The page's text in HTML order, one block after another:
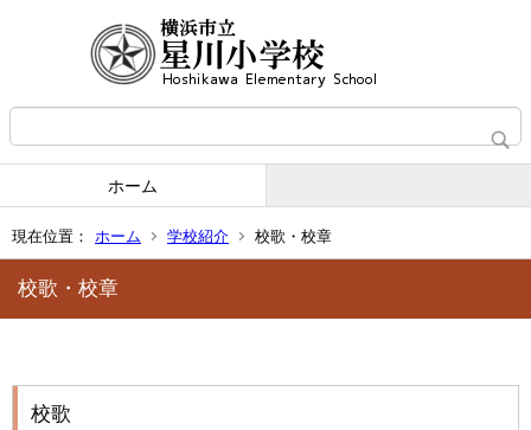
ホーム
現在位置： ホーム 学校紹介 校歌・校章
校歌・校章
校歌